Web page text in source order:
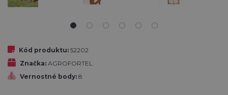
Kód produktu: 52202
Značka: AGROFORTEL
Vernostné body: 8